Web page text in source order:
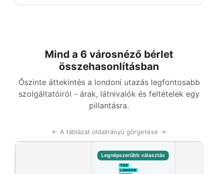
Mind a 6 városnéző bérlet
összehasonlításban
Őszinte áttekintés a londoni utazás legfontosabb
szolgáltatóiról - árak, látnivalók és feltételek egy
pillantásra.
← A táblázat oldalirányú görgetése →
Legnépszerűbb választás